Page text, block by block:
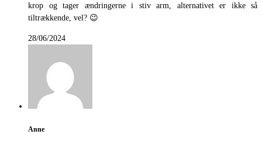
krop og tager ændringerne i stiv arm, alternativet er ikke så
tiltrækkende, vel? 😉
28/06/2024
Anne